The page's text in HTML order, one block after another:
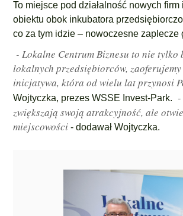
To miejsce pod działalność nowych
obiektu obok inkubatora
co za tym idzie – nowoczesne zaplecze
- Lokalne Centrum Biznesu to nie
lokalnych przedsiębiorców,
inicjatywa, która od wielu lat przynosi
Wojtyczka, prezes WSSE Invest-Park.
zwiększają swoją atrakcyjność, ale
miejscowości - dodawał Wojtyczka.